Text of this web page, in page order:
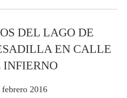
DEL LAGO DE
EN CALLE
INFIERNO
febrero 2016